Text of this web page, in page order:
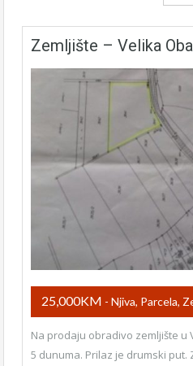
Zemljište – Velika
25,000KM - Njiva, Parcela,
Na prodaju obradivo zemljište u
5 dunuma. Prilaz je drumski put.